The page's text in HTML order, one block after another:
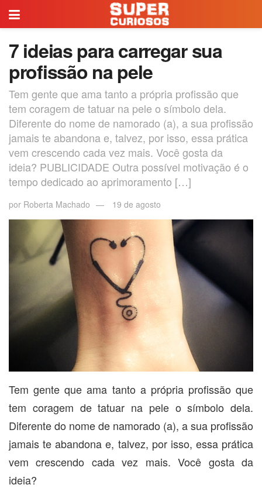
7 ideias para carregar sua
profissão na pele
Tem gente que ama tanto a própria profissão que
tem coragem de tatuar na pele o símbolo dela.
Diferente do nome de namorado (a), a sua profissão
jamais te abandona e, talvez, por isso, essa prática
vem crescendo cada vez mais. Você gosta da
ideia? PUBLICIDADE Outra possível motivação é o
tempo dedicado ao aprimoramento […]
por Roberta Machado 19 de agosto
Tem gente que ama tanto a própria profissão que
tem coragem de tatuar na pele o símbolo dela.
Diferente do nome de namorado (a), a sua profissão
jamais te abandona e, talvez, por isso, essa prática
vem crescendo cada vez mais. Você gosta da
ideia?